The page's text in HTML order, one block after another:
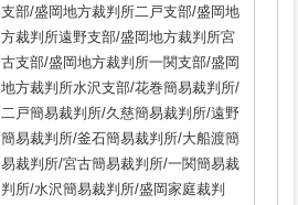
支部/盛岡地方裁判所二戸支部/盛岡地
方裁判所遠野支部/盛岡地方裁判所宮
古支部/盛岡地方裁判所一関支部/盛岡
地方裁判所水沢支部/花巻簡易裁判所/
二戸簡易裁判所/久慈簡易裁判所/遠野
簡易裁判所/釜石簡易裁判所/大船渡簡
易裁判所/宮古簡易裁判所/一関簡易裁
判所/水沢簡易裁判所/盛岡家庭裁判